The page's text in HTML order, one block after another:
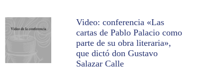
Video: conferencia «Las
cartas de Pablo Palacio como
parte de su obra literaria»,
que dictó don Gustavo
Salazar Calle